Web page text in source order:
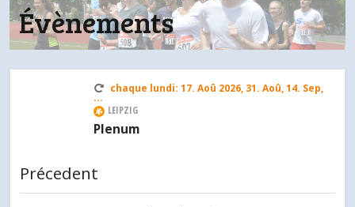
Évènements
chaque lundi: 17. Aoû 2026, 31. Aoû, 14. Sep,
...
LEIPZIG
Plenum
Précedent